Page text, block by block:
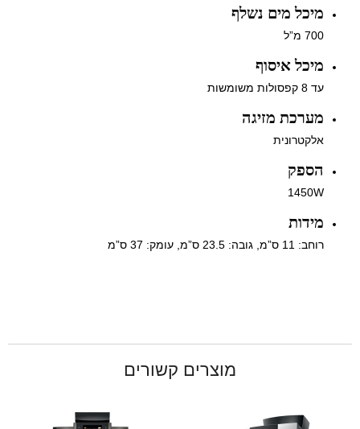
מיכל מים נשלף
700 מ”ל
מיכל איסוף
עד 8 קפסולות משומשות
מערכת מזיגה
אלקטרונית
הספק
1450W
מידות
רוחב: 11 ס”מ, גובה: 23.5 ס”מ, עומק: 37 ס”מ
מוצרים קשורים